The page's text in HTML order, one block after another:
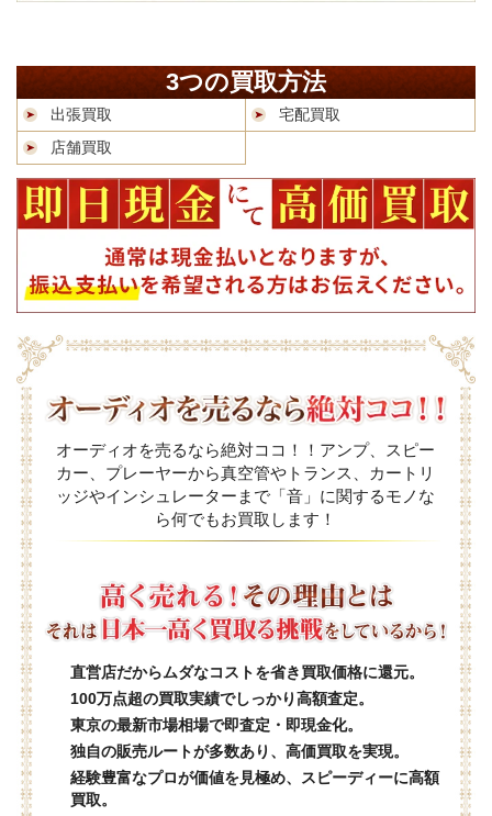
3つの買取方法
出張買取
宅配買取
店舗買取
オーディオを売るなら絶対ココ！！アンプ、スピー
カー、プレーヤーから真空管やトランス、カートリ
ッジやインシュレーターまで「音」に関するモノな
ら何でもお買取します！
直営店だからムダなコストを省き買取価格に還元。
100万点超の買取実績でしっかり高額査定。
東京の最新市場相場で即査定・即現金化。
独自の販売ルートが多数あり、高価買取を実現。
経験豊富なプロが価値を見極め、スピーディーに高額
買取。